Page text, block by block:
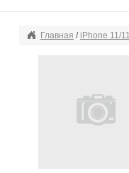
Главная / iPhone 11/